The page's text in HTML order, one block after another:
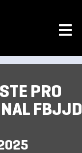
PRO
FBJJD